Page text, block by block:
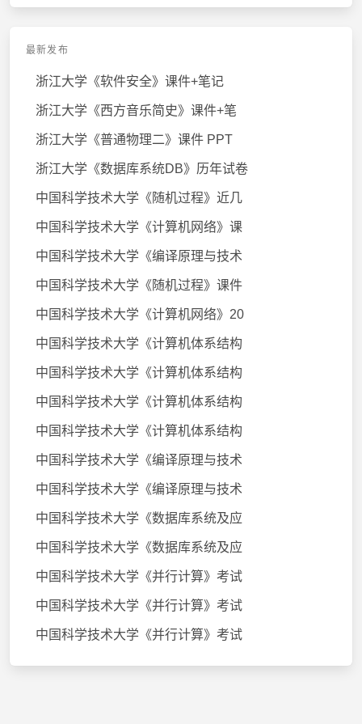
最新发布
浙江大学《软件安全》课件+笔记
浙江大学《西方音乐简史》课件+笔
浙江大学《普通物理二》课件 PPT
浙江大学《数据库系统DB》历年试卷
中国科学技术大学《随机过程》近几
中国科学技术大学《计算机网络》课
中国科学技术大学《编译原理与技术
中国科学技术大学《随机过程》课件
中国科学技术大学《计算机网络》20
中国科学技术大学《计算机体系结构
中国科学技术大学《计算机体系结构
中国科学技术大学《计算机体系结构
中国科学技术大学《计算机体系结构
中国科学技术大学《编译原理与技术
中国科学技术大学《编译原理与技术
中国科学技术大学《数据库系统及应
中国科学技术大学《数据库系统及应
中国科学技术大学《并行计算》考试
中国科学技术大学《并行计算》考试
中国科学技术大学《并行计算》考试